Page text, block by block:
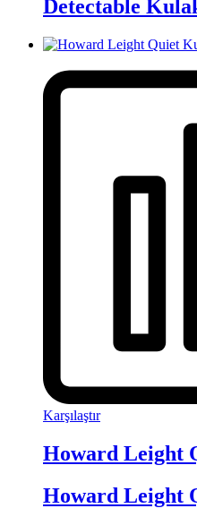
Detectable
Karşılaştır
Howard Leight
Howard Leight